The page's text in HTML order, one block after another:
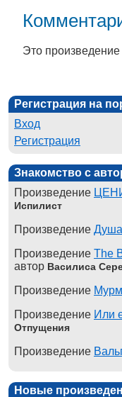
Это
Регистрация на
Вход
Регистрация
Знакомство с
Произведение
Испилист
Произведение Душа
Произведение The
автор Василиса
Произведение
Произведение Или
Отпущения
Произведение
Новые